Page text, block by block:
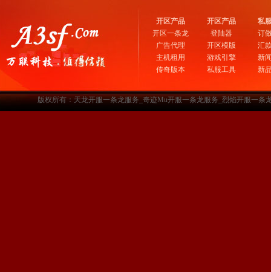
开区产品
开区一条龙
广告代理
主机租用
传奇版本
开区产品
登陆器
开区模版
游戏引擎
私服工具
私
订
汇
新
新
版权所有：天龙开服一条龙服务_奇迹Mu开服一条龙服务_烈焰开服一条